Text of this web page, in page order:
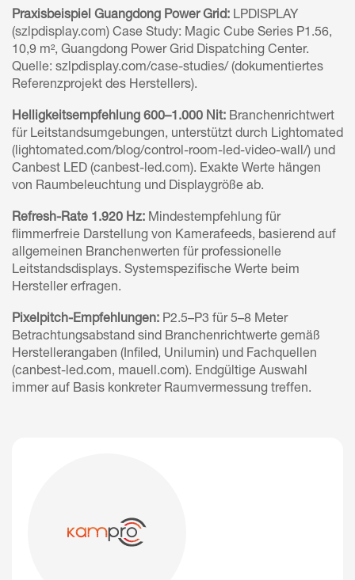
Praxisbeispiel Guangdong Power Grid: LPDISPLAY
(szlpdisplay.com) Case Study: Magic Cube Series P1.56,
10,9 m², Guangdong Power Grid Dispatching Center.
Quelle: szlpdisplay.com/case-studies/ (dokumentiertes
Referenzprojekt des Herstellers).
Helligkeitsempfehlung 600–1.000 Nit: Branchenrichtwert
für Leitstandsumgebungen, unterstützt durch Lightomated
(lightomated.com/blog/control-room-led-video-wall/) und
Canbest LED (canbest-led.com). Exakte Werte hängen
von Raumbeleuchtung und Displaygröße ab.
Refresh-Rate 1.920 Hz: Mindestempfehlung für
flimmerfreie Darstellung von Kamerafeeds, basierend auf
allgemeinen Branchenwerten für professionelle
Leitstandsdisplays. Systemspezifische Werte beim
Hersteller erfragen.
Pixelpitch-Empfehlungen: P2.5–P3 für 5–8 Meter
Betrachtungsabstand sind Branchenrichtwerte gemäß
Herstellerangaben (Infiled, Unilumin) und Fachquellen
(canbest-led.com, mauell.com). Endgültige Auswahl
immer auf Basis konkreter Raumvermessung treffen.